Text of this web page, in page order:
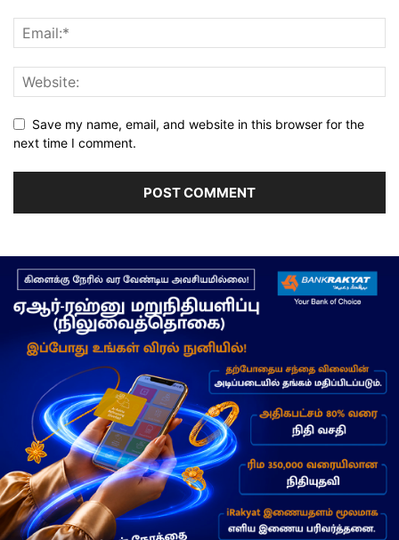
Save my name, email, and website in this browser for the
next time I comment.